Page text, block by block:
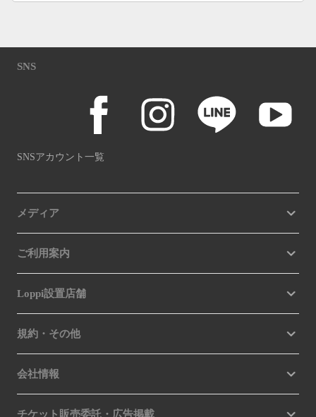
SNS
SNSアカウント一覧
メディア
ご利用案内
Loppi設置店舗
規約・その他
会社情報
チケット販売委託・広告掲載